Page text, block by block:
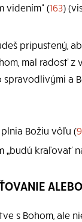
videním“ (163)
pripustený,
mal radosť z
a
Božiu vôľu (
„budú kraľovať
s Bohom, ale